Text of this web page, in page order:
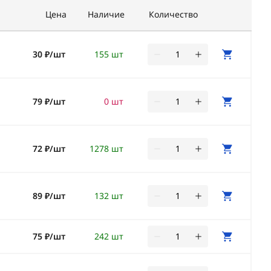
Цена Наличие Количество
155 шт
30 ₽/шт
0 шт
79 ₽/шт
1278 шт
72 ₽/шт
132 шт
89 ₽/шт
242 шт
75 ₽/шт